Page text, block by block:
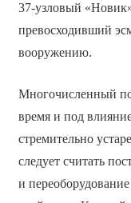
37-узловый
превосходивший
вооружению.
Многочисленный
время и под
стремительно
следует считать
и